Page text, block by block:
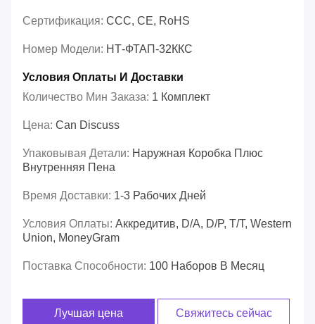
Сертификация: CCC, CE, RoHS
Номер Модели: НТ-ФТАП-32ККС
Условия Оплаты И Доставки
Количество Мин Заказа: 1 Комплект
Цена: Can Discuss
Упаковывая Детали: Наружная Коробка Плюс
Внутренняя Пена
Время Доставки: 1-3 Рабочих Дней
Условия Оплаты: Аккредитив, D/A, D/P, T/T, Western
Union, MoneyGram
Поставка Способности: 100 Наборов В Месяц
Лучшая цена Свяжитесь сейчас